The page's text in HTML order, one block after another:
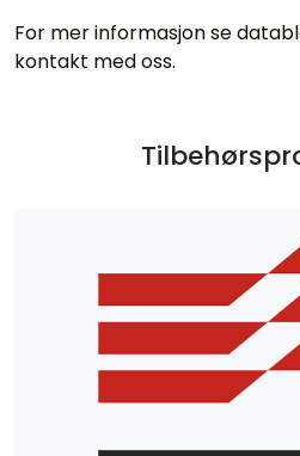
For mer informasjon se
kontakt med oss.